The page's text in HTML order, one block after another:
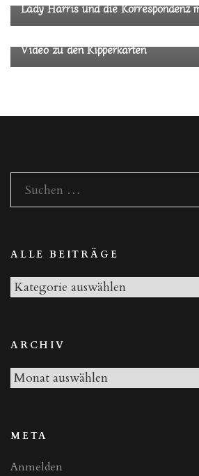
Lady Harris und die Korrespondenz
Video zu den Kipperkarten
Suchen
nach:
ALLE BEITRÄGE
Alle
ARCHIV
Archiv
META
Anmelden